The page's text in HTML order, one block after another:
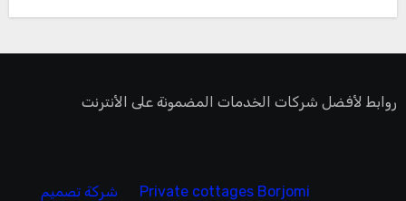
روابط لأفضل شركات الخدمات المضمونة على الأنترنت
Private cottages Borjomi
شركة تصميم